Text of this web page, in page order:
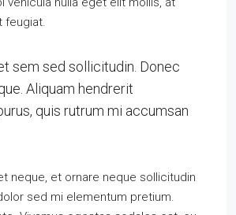
feugiat.
sem sed sollicitudin. Donec
Aliquam hendrerit
quis rutrum mi accumsan
neque, et ornare neque sollicitudin
sed mi elementum pretium.